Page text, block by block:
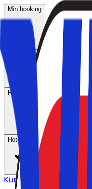
Min booking
Rejsetemaer
Hoteltyper
Kundeservice